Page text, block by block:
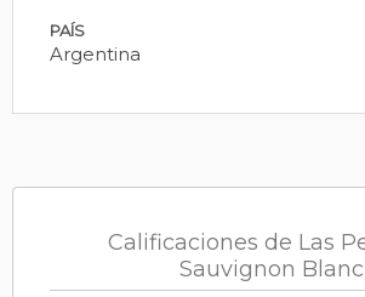
PAÍS
Argentina
Calificaciones de Las
Sauvignon Blanc